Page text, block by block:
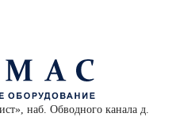
наб. Обводного канала д.